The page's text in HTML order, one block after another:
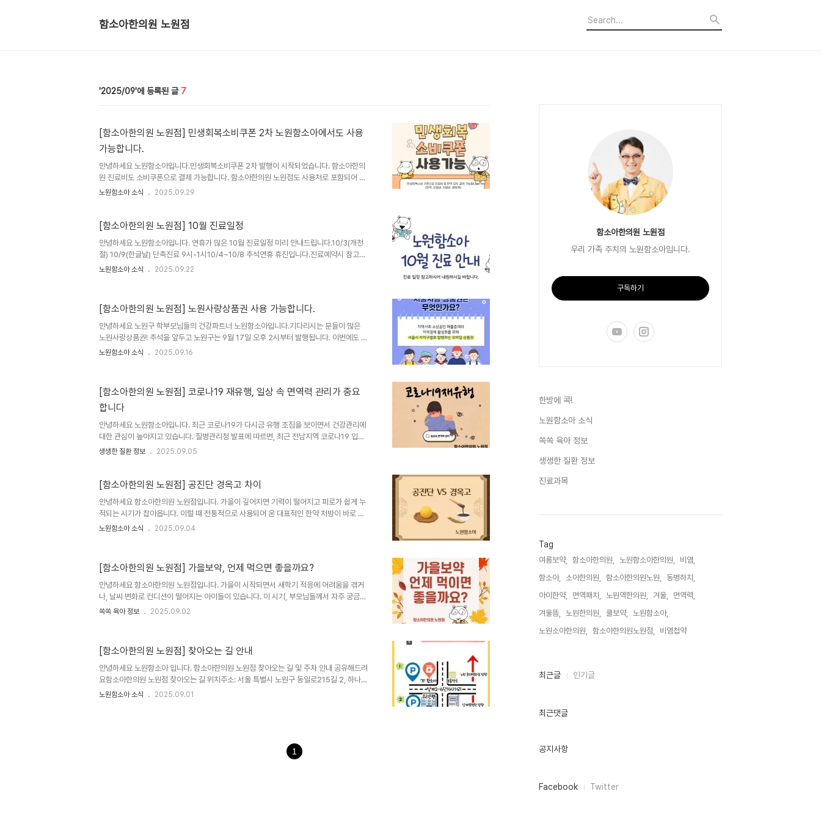
함소아한의원 노원점
2025/09 7
[함소아한의원 노원점] 민생회복소비쿠폰 2차 노원함소아에서도 사용
가능합니다.
안녕하세요 노원함소아입니다.민생회복소비쿠폰 2차 발행이 시작되었습니다. 함소아한의
원 진료비도 소비쿠폰으로 결제 가능합니다. 함소아한의원 노원점도 사용처로 포함되어 있
다는 사실!!✅민생회복 소비쿠폰 2차 지급대상은 어떻게 될까요?📍소득상위 10%를 제외
대면 진료시에는 해당이 되지않습니다.(비대면 진료 이후 결제를 내원해서 하면 가능)궁금
개천절 단축진료 9시-1시-10/4-10/8 휴진-10/9 한글날 단축진료 9시-1시
노원함소아 소식 2025.09.29
[함소아한의원 노원점] 10월 진료일정
안녕하세요 노원함소아입니다. 연휴가 많은 10월 진료일정 미리 안내드립니다.10/3(개천
절) 10/9(한글날) 단축진료 9시-1시10/4~10/8 추석연휴 휴진입니다.진료예약시 참고해
주세요 평일 (월,화,목,금) 10시-18시 (점심시간 12:30-2시)토 9시-13시 (점심시간x)공
노원함소아 소식 2025.09.22
[함소아한의원 노원점] 노원사랑상품권 사용 가능합니다.
안녕하세요 노원구 학부모님들의 건강파트너 노원함소아입니다.기다리시는 분들이 많은
노원사랑상품권! 추석을 앞두고 노원구는 9월 17일 오후 2시부터 발행됩니다. 이번에도 많
은 분들이 미리 알림 설정을 해두고 계시더라구요~ 함소아한의원 노원점도 역시 노원사랑
할인된 금액에 구매하면, 병원 방문시 결제에도 그대로 사용 가능하니, 경제적이고 실속 있
는 소비가 됩니다. 1인당 50만원까지 구입 가능하며,유효기간은 상품권 구매일로부터 5년
입니다...
노원함소아 소식 2025.09.16
[함소아한의원 노원점] 코로나19 재유행, 일상 속 면역력 관리가 중요
합니다
안녕하세요 노원함소아입니다. 최근 코로나19가 다시금 유행 조짐을 보이면서 건강관리에
대한 관심이 높아지고 있습니다. 질병관리청 발표에 따르면, 최근 전남지역 코로나19 입원
환자수가 8주 연속 증가하며 여름철 확산세가 지속되고 있다고 합니다. 특히 고령층과 면역
보다 중요합니다.한의학에서 말하는 면역력, [ 정기(正氣) ] 의 개념한의학에서는 외부의
라고 표현합니다. 고전 의서 《황제내경》에는 "정기가 충만하면 사기가 침입하지 못한다"는
말..
생생한 질환 정보 2025.09.05
[함소아한의원 노원점] 공진단 경옥고 차이
안녕하세요 함소아한의원 노원점입니다. 가을이 깊어지면 기력이 떨어지고 피로가 쉽게 누
적되는 시기가 찹아옵니다. 이럴 때 전통적으로 사용되어 온 대표적인 한약 처방이 바로 공
진단과 경옥고 입니다. 두 처방 모두 기력 회복, 체력 보강, 면역력 관리 등에 활용되어 왔지
며, 《 동의보감 》 등 고전에서도 고귀한 보약 중 하나로 언급되어 왔습니다.구성약재 : 사향,
산수유,당귀,녹용 등이중 사향은 공진단의 핵심 재료로, 예로부터 기운을 끌어올리고 순환..
노원함소아 소식 2025.09.04
[함소아한의원 노원점] 가을보약, 언제 먹으면 좋을까요?
안녕하세요 함소아한의원 노원점입니다. 가을이 시작되면서 새학기 적응에 어려움을 겪거
나, 날씨 변화로 컨디션이 떨어지는 아이들이 있습니다. 이 시기, 부모님들께서 자주 궁금해
하시는 부분 중 하나가 바로 "보약은 언제쯤 먹여야 할까요?" 입니다.동의보감이 전하는 가
다."가을에는 서늘하고 건조하므로, 기를 보하고 음을 생하는 약과 음식을 쓰는 것이 좋다."
《 동의보감 》 이처럼, 가을은 계절의 변화에 따른 호흡기 및 체력 관리가 필요한 시기로 인
식되..
쏙쏙 육아 정보 2025.09.02
[함소아한의원 노원점] 찾아오는 길 안내
안녕하세요 노원함소아 입니다. 함소아한의원 노원점 찾아오는 길 및 주차 안내 공유해드려
요함소아한의원 노원점 찾아오는 길 위치주소: 서울 특별시 노원구 동일로215길 2, 하나빌
딩 7층 전화번호: 02-932-0600 홈페이지:
류장 하차 시버스 번호: 101, 105, 111, 146, 8146, 1120, 1137, 1139, ..
노원함소아 소식 2025.09.01
1
함소아한의원 노원점
우리 가족 주치의 노원함소아입니다.
구독하기
한방에 콕!
노원함소아 소식
쏙쏙 육아 정보
생생한 질환 정보
진료과목
Tag
여름보약, 함소아한의원, 노원함소아한의원,
비염,
함소아,
소아한의원, 함소아한의원노원,
동병하치,
아이한약,
면역패치, 노원역한의원, 겨울,
면역력,
겨울뜸,
노원한의원, 쿨보약,
노원함소아,
노원소아한의원,
함소아한의원노원점, 비염첩약,
최
인
최근글 인기글
최근댓글
공지사항
페
Facebook Twitter